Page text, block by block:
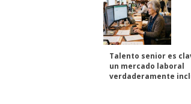
Talento senior es
un mercado laboral
verdaderamente